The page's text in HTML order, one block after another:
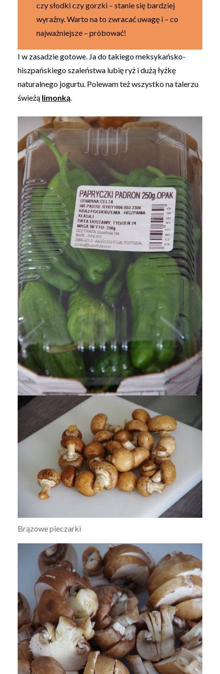
czy słodki czy gorzki – stanie się bardziej
wyraźny. Warto na to zwracać uwagę i – co
najważniejsze – próbować!
I w zasadzie gotowe. Ja do takiego meksykańsko-
hiszpańskiego szaleństwa lubię ryż i dużą łyżkę
naturalnego jogurtu. Polewam też wszystko na talerzu
świeżą limonką.
Brązowe pieczarki